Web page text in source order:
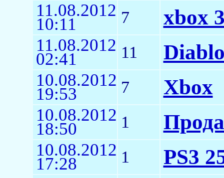
11.08.2012
10:11 7 xbox
11.08.2012
02:41 11
10.08.2012
19:53 7 Xbox
10.08.2012
18:50 1
10.08.2012
17:28 1 PS3